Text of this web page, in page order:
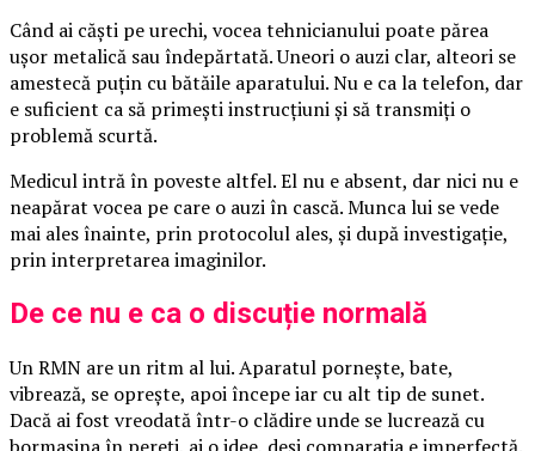
Când ai căști pe urechi, vocea tehnicianului poate părea
ușor metalică sau îndepărtată. Uneori o auzi clar, alteori se
amestecă puțin cu bătăile aparatului. Nu e ca la telefon, dar
e suficient ca să primești instrucțiuni și să transmiți o
problemă scurtă.
Medicul intră în poveste altfel. El nu e absent, dar nici nu e
neapărat vocea pe care o auzi în cască. Munca lui se vede
mai ales înainte, prin protocolul ales, și după investigație,
prin interpretarea imaginilor.
De ce nu e ca o discuție normală
Un RMN are un ritm al lui. Aparatul pornește, bate,
vibrează, se oprește, apoi începe iar cu alt tip de sunet.
Dacă ai fost vreodată într-o clădire unde se lucrează cu